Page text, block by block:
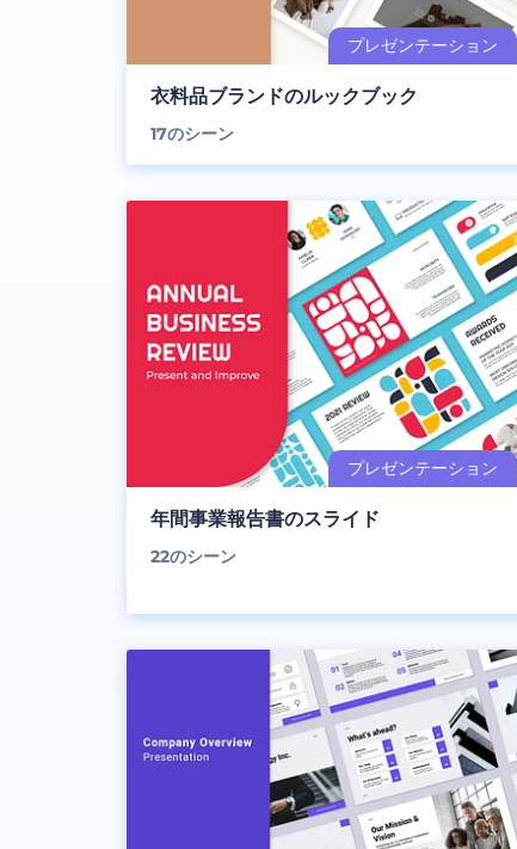
衣料品ブランドのルックブック
17のシーン
年間事業報告書のスライド
22のシーン